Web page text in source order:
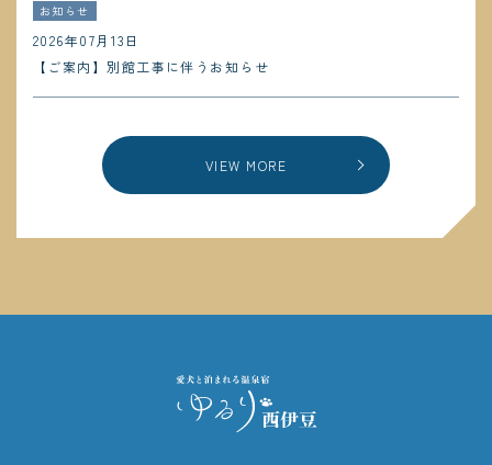
2026年07月13日
お知らせ
【ご案内】別館工事に伴うお知らせ
VIEW MORE